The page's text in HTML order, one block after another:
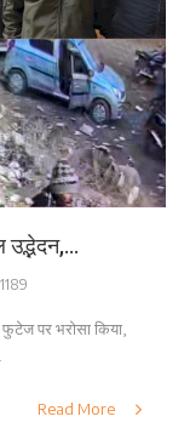
1189
फुटेज पर भरोसा किया,
Read More